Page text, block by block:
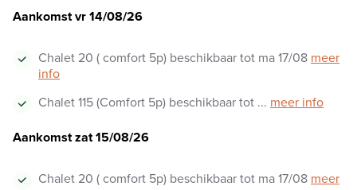
Aankomst vr 14/08/26
Chalet 20 ( comfort 5p) beschikbaar tot ma 17/08 meer
info
Chalet 115 (Comfort 5p) beschikbaar tot ... meer info
Aankomst zat 15/08/26
Chalet 20 ( comfort 5p) beschikbaar tot ma 17/08 meer